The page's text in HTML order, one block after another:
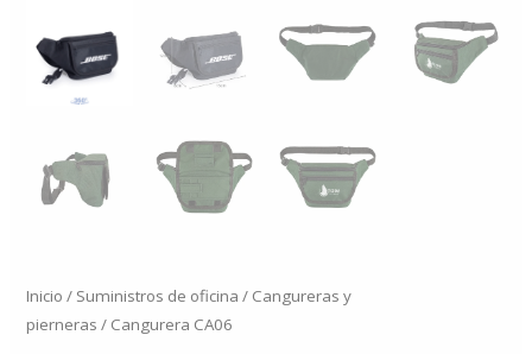
Inicio / Suministros de oficina / Cangureras y
pierneras / Cangurera CA06